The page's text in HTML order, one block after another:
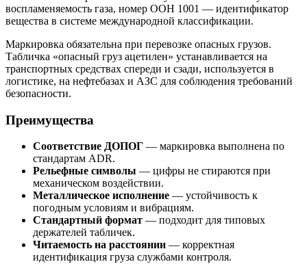
воспламеняемость газа, номер ООН 1001 — идентификатор
вещества в системе международной классификации.
Маркировка обязательна при перевозке опасных грузов.
Табличка «опасный груз ацетилен» устанавливается на
транспортных средствах спереди и сзади, используется в
логистике, на нефтебазах и АЗС для соблюдения требований
безопасности.
Преимущества
Соответствие ДОПОГ — маркировка выполнена по
стандартам ADR.
Рельефные символы — цифры не стираются при
механическом воздействии.
Металлическое исполнение — устойчивость к
погодным условиям и вибрациям.
Стандартный формат — подходит для типовых
держателей табличек.
Читаемость на расстоянии — корректная
идентификация груза службами контроля.